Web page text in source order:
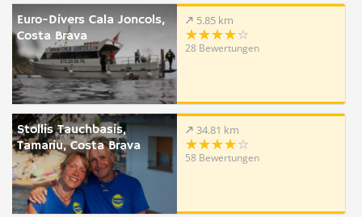
Euro-Divers Cala Joncols,
Costa Brava
5.85 km
28 Bewertungen
Stollis Tauchbasis,
Tamariu, Costa Brava
34.81 km
58 Bewertungen